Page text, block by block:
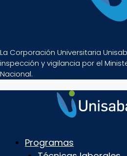
La Corporación Universitaria
inspección y vigilancia por el
Nacional.
Programas